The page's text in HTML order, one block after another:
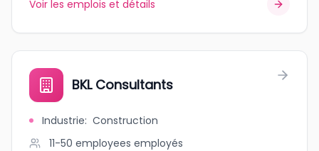
Voir les emplois et détails
BKL Consultants
Industrie: Construction
11-50 employees employés